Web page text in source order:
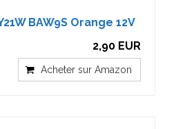
BAW9S Orange 12V
2,90 EUR
Acheter sur Amazon